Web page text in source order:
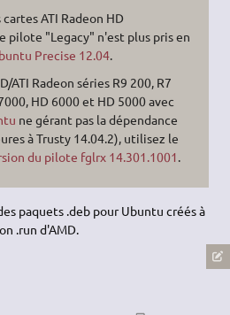
ATI Radeon HD
pilote "Legacy" n'est plus pris en
Precise 12.04.
ATI Radeon séries R9 200, R7
HD 6000 et HD 5000 avec
ne gérant pas la dépendance
à Trusty 14.04.2), utilisez le
du pilote fglrx 14.301.1001
paquets .deb pour Ubuntu créés à
.run d'AMD.